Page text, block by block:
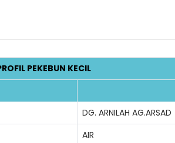
PEKEBUN KECIL
DG. ARNILAH AG.ARSAD
AIR